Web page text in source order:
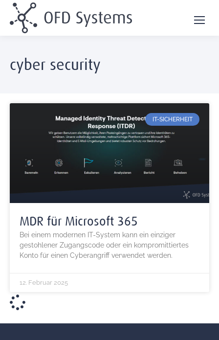
cyber security
IT-SICHERHEIT
MDR für Microsoft 365
Bei einem modernen IT-System kann ein einziger
gestohlener Zugangscode oder ein kompromittiertes
Konto für einen Cyberangriff verwendet werden.
12. Februar 2025